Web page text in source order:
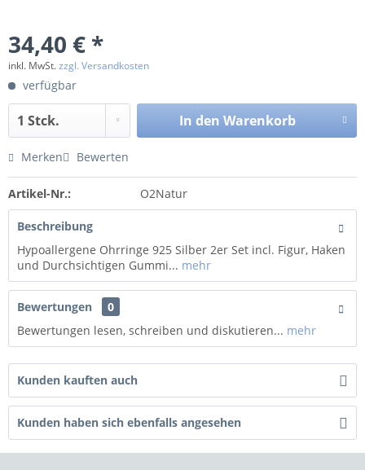
34,40 € *
inkl. MwSt.zzgl. Versandkosten
verfügbar
In den Warenkorb
Merken Bewerten
Artikel-Nr.: O2Natur
Beschreibung
Hypoallergene Ohrringe 925 Silber 2er Set incl. Figur, Haken
und Durchsichtigen Gummi... mehr
Bewertungen
0
Bewertungen lesen, schreiben und diskutieren... mehr
Kunden kauften auch
Kunden haben sich ebenfalls angesehen